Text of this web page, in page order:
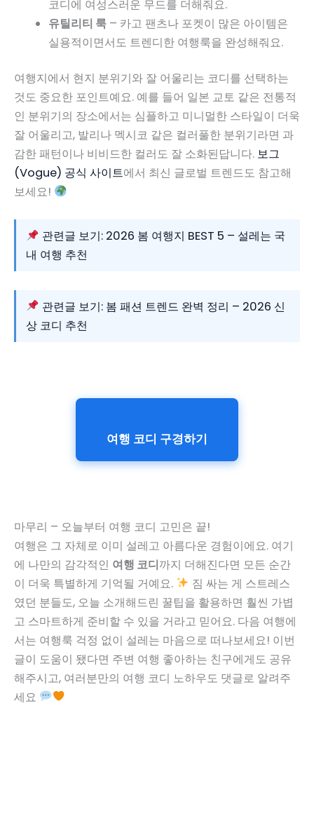
코디에 여성스러운 무드를 더해줘요.
유틸리티 룩 – 카고 팬츠나 포켓이 많은 아이템은
실용적이면서도 트렌디한 여행룩을 완성해줘요.
여행지에서 현지 분위기와 잘 어울리는 코디를 선택하는
것도 중요한 포인트예요. 예를 들어 일본 교토 같은 전통적
인 분위기의 장소에서는 심플하고 미니멀한 스타일이 더욱
잘 어울리고, 발리나 멕시코 같은 컬러풀한 분위기라면 과
감한 패턴이나 비비드한 컬러도 잘 소화된답니다. 보그
(Vogue) 공식 사이트에서 최신 글로벌 트렌드도 참고해
보세요!
관련글 보기: 2026 봄 여행지 BEST 5 – 설레는 국
내 여행 추천
관련글 보기: 봄 패션 트렌드 완벽 정리 – 2026 신
상 코디 추천
여행 코디 구경하기
마무리 – 오늘부터 여행 코디 고민은 끝!
여행은 그 자체로 이미 설레고 아름다운 경험이에요. 여기
에 나만의 감각적인 여행 코디까지 더해진다면 모든 순간
이 더욱 특별하게 기억될 거예요.
짐 싸는 게 스트레스
였던 분들도, 오늘 소개해드린 꿀팁을 활용하면 훨씬 가볍
고 스마트하게 준비할 수 있을 거라고 믿어요. 다음 여행에
서는 여행룩 걱정 없이 설레는 마음으로 떠나보세요! 이번
글이 도움이 됐다면 주변 여행 좋아하는 친구에게도 공유
해주시고, 여러분만의 여행 코디 노하우도 댓글로 알려주
세요